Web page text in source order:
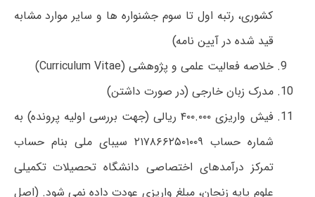
کشوری، رتبه اول تا سوم جشنواره ها و سایر موارد مشابه
قید شده در آیین نامه)
خلاصه فعالیت علمی و پژوهشی (Curriculum Vitae)
مدرک زبان خارجی (در صورت داشتن)
فیش واریزی ۴۰۰.۰۰۰ ریالی (جهت بررسی اولیه پرونده) به
شماره حساب ۲۱۷۸۶۶۲۵۰۱۰۰۹ سیبای ملی بنام حساب
تمرکز درآمدهای اختصاصی دانشگاه تحصیلات تکمیلی
علوم پایه زنجان، مبلغ واریزی عودت داده نمی شود. (اصل